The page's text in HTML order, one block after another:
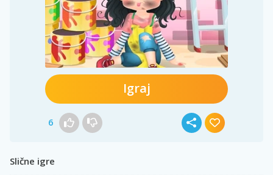
Igraj
6
Slične igre